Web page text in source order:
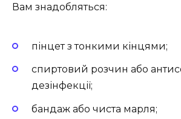
Вам знадобляться:
пінцет з тонкими кінцями;
спиртовий розчин або
дезінфекції;
бандаж або чиста марля;